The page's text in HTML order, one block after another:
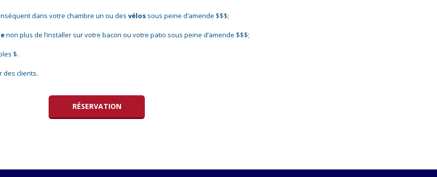
dans votre chambre un ou des vélos sous peine d’amende $$$;
non plus de l’installer sur votre bacon ou votre patio sous peine d’amende $$$;
$.
des clients.
RÉSERVATION